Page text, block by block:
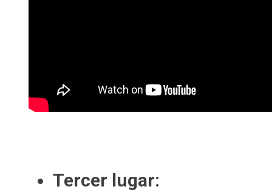
Tercer lugar: